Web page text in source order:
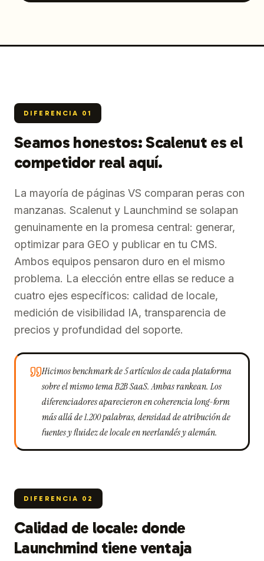
DIFERENCIA 01
Seamos honestos: Scalenut es el
competidor real aquí.
La mayoría de páginas VS comparan peras con
manzanas. Scalenut y Launchmind se solapan
genuinamente en la promesa central: generar,
optimizar para GEO y publicar en tu CMS.
Ambos equipos pensaron duro en el mismo
problema. La elección entre ellas se reduce a
cuatro ejes específicos: calidad de locale,
medición de visibilidad IA, transparencia de
precios y profundidad del soporte.
Hicimos benchmark de 5 artículos de cada plataforma
sobre el mismo tema B2B SaaS. Ambas rankean. Los
diferenciadores aparecieron en coherencia long-form
más allá de 1.200 palabras, densidad de atribución de
fuentes y fluidez de locale en neerlandés y alemán.
DIFERENCIA 02
Calidad de locale: donde
Launchmind tiene ventaja